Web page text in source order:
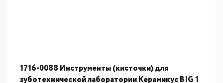
1716-0088 Инструменты (кисточки) для
зуботехнической лаборатории Керамикус BIG 1